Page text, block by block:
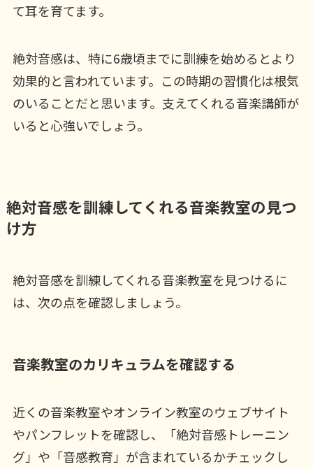
て耳を育てます。
絶対音感は、特に6歳頃までに訓練を始めるとより
効果的と言われています。この時期の習慣化は根気
のいることだと思います。支えてくれる音楽講師が
いると心強いでしょう。
絶対音感を訓練してくれる音楽教室の見つ
け方
絶対音感を訓練してくれる音楽教室を見つけるに
は、次の点を確認しましょう。
音楽教室のカリキュラムを確認する
近くの音楽教室やオンライン教室のウェブサイト
やパンフレットを確認し、「絶対音感トレーニン
グ」や「音感教育」が含まれているかチェックし